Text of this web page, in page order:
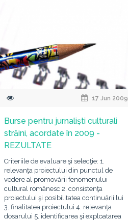
17 Jun 2009
Burse pentru jurnalişti culturali
străini, acordate în 2009 -
REZULTATE
Criteriile de evaluare şi selecţie: 1.
relevanţa proiectului din punctul de
vedere al promovării fenomenului
cultural românesc 2. consistenţa
proiectului şi posibilitatea continuării lui
3. finalitatea proiectului 4. relevanţa
dosarului 5. identificarea şi exploatarea